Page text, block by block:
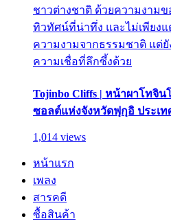
ชาวต่างชาติ ด้วยความงาม
ทิวทัศน์ที่น่าทึ่ง และไม่เพียง
ความงามจากธรรมชาติ แต่
ความเชื่อที่ลึกซึ้งด้วย
Tojinbo Cliffs | หน้าผาโทจิ
ซอลต์แห่งจังหวัดฟุกุอิ ประเ
1,014 views
หน้าแรก
เพลง
สารคดี
ซื้อสินค้า